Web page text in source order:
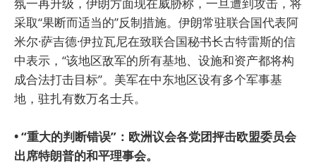
采取“果断而适当的”反制措施。伊朗常驻联合国代表阿
米尔·萨吉德·伊拉瓦尼在致联合国秘书长古特雷斯的信
中表示，“该地区敌军的所有基地、设施和资产都将构
成合法打击目标”。美军在中东地区设有多个军事基
地，驻扎有数万名士兵。
• “重大的判断错误”：欧洲议会各党团抨击欧盟委员会
出席特朗普的和平理事会。